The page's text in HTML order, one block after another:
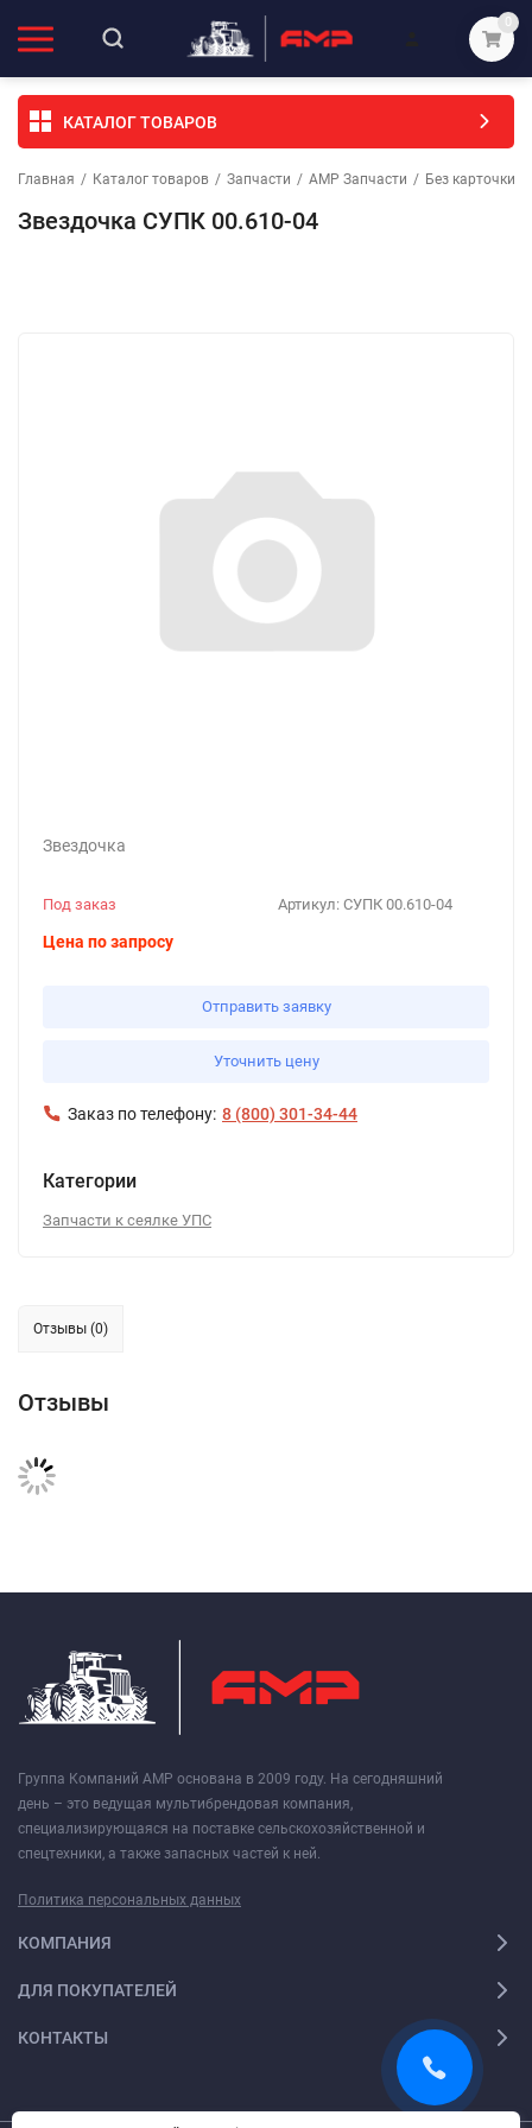
0
КАТАЛОГ ТОВАРОВ
Главная / Каталог товаров / Запчасти / АМР Запчасти / Без карточки
Звездочка СУПК 00.610-04
Звездочка
Артикул: СУПК 00.610-04
Под заказ
Цена по запросу
Отправить заявку
Уточнить цену
Заказ по телефону: 8 (800) 301-34-44
Категории
Запчасти к сеялке УПС
Отзывы (0)
Отзывы
Группа Компаний АМР основана в 2009 году. На сегодняшний
день – это ведущая мультибрендовая компания,
специализирующаяся на поставке сельскохозяйственной и
спецтехники, а также запасных частей к ней.
Политика персональных данных
КОМПАНИЯ
ДЛЯ ПОКУПАТЕЛЕЙ
КОНТАКТЫ